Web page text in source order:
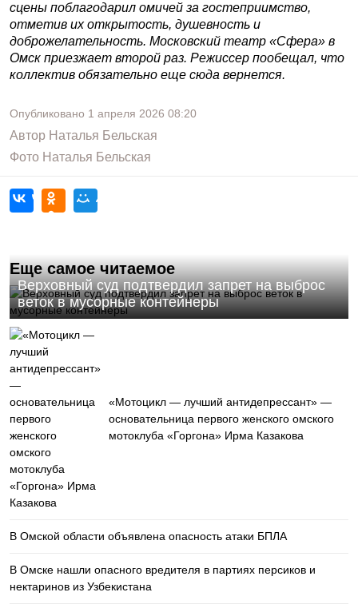
сцены поблагодарил омичей за гостеприимство,
отметив их открытость, душевность и
доброжелательность. Московский театр «Сфера» в
Омск приезжает второй раз. Режиссер пообещал, что
коллектив обязательно еще сюда вернется.
Опубликовано 1 апреля 2026 08:20
Автор Наталья Бельская
Фото Наталья Бельская
Еще самое читаемое
Верховный суд подтвердил запрет на выброс
веток в мусорные контейнеры
«Мотоцикл — лучший антидепрессант» —
основательница первого женского омского
мотоклуба «Горгона» Ирма Казакова
В Омской области объявлена опасность атаки БПЛА
В Омске нашли опасного вредителя в партиях персиков и
нектаринов из Узбекистана